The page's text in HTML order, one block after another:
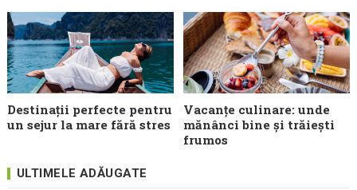
Destinații perfecte pentru
un sejur la mare fără stres
Vacanțe culinare: unde
mănânci bine și trăiești
frumos
ULTIMELE ADĂUGATE